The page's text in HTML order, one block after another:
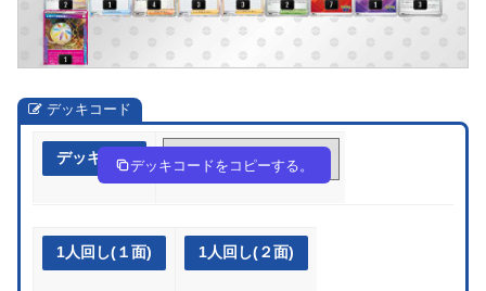
デッキコード
デッキ作成 yySUpS-ZxcrVU-E2ppyX
デッキコードをコピーする。
1人回し(１面) 1人回し(２面)